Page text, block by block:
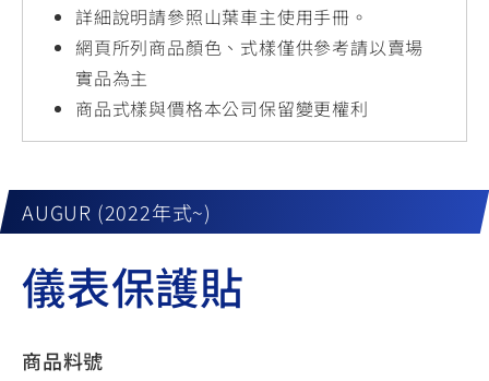
251~549 150
125
詳細說明請參照山葉車主使用手冊。
網頁所列商品顏色、式樣僅供參考請以賣場
實品為主
商品式樣與價格本公司保留變更權利
AUGUR (2022年式~)
儀表保護貼
商品料號